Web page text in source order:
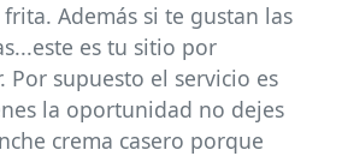
Además si te gustan las
es tu sitio por
Por supuesto el servicio es
la oportunidad no dejes
crema casero porque